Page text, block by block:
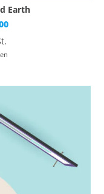
Earth
Preisspanne: